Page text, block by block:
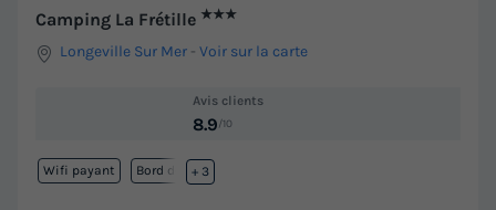
Camping La Frétille ★★★
Longeville Sur Mer -Voir sur la carte
Avis clients
8.9/10
Wifi payant Bord de mer
+ 3